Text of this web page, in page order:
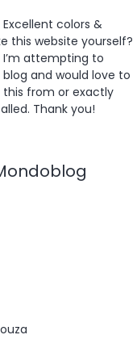
colors &
this website yourself?
I’m attempting to
and would love to
from or exactly
Thank you!